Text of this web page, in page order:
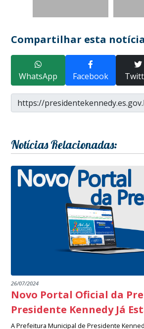
Compartilhar esta
WhatsApp Facebook
Notícias Relacionadas:
26/07/2024
Novo Portal Oficial da
Presidente Kennedy Já
A Prefeitura Municipal de Presidente